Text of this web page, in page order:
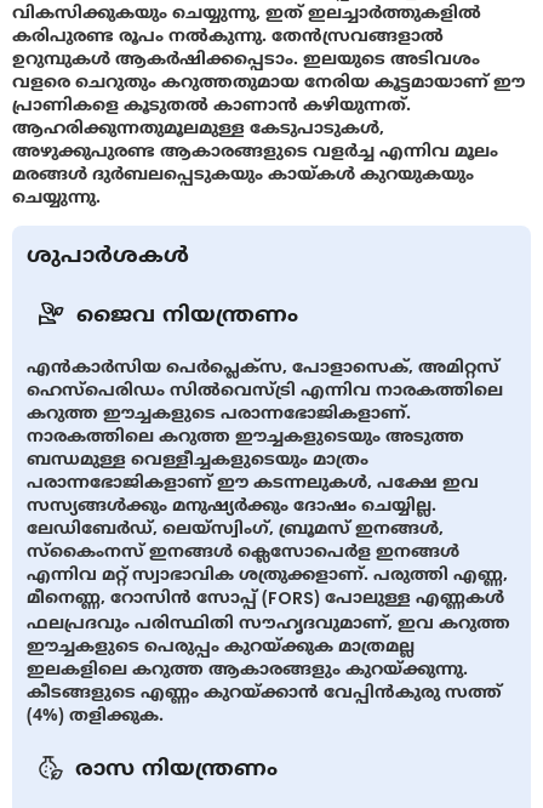
വികസിക്കുകയും ചെയ്യുന്നു, ഇത് ഇലച്ചാര്‍ത്തുകളില്‍
കരിപുരണ്ട രൂപം നൽകുന്നു. തേൻസ്രവങ്ങളാൽ
ഉറുമ്പുകൾ ആകർഷിക്കപ്പെടാം. ഇലയുടെ അടിവശം
വളരെ ചെറുതും കറുത്തതുമായ നേരിയ കൂട്ടമായാണ് ഈ
പ്രാണികളെ കൂടുതൽ കാണാൻ കഴിയുന്നത്.
ആഹരിക്കുന്നതുമൂലമുള്ള കേടുപാടുകൾ,
അഴുക്കുപുരണ്ട ആകാരങ്ങളുടെ വളർച്ച എന്നിവ മൂലം
മരങ്ങൾ ദുർബലപ്പെടുകയും കായ്കൾ കുറയുകയും
ചെയ്യുന്നു.
ശുപാർശകൾ
ജൈവ നിയന്ത്രണം
എൻ‌കാർ‌സിയ പെർ‌പ്ലെക്സ, പോളാസെക്, അമിറ്റസ്
ഹെസ്പെരിഡം സിൽ‌വെസ്ട്രി എന്നിവ നാരകത്തിലെ
കറുത്ത ഈച്ചകളുടെ പരാന്നഭോജികളാണ്.
നാരകത്തിലെ കറുത്ത ഈച്ചകളുടെയും അടുത്ത
ബന്ധമുള്ള വെള്ളീച്ചകളുടെയും മാത്രം
പരാന്നഭോജികളാണ് ഈ കടന്നലുകൾ, പക്ഷേ ഇവ
സസ്യങ്ങൾക്കും മനുഷ്യർക്കും ദോഷം ചെയ്യില്ല.
ലേഡിബേർഡ്, ലെയ്സ്വിംഗ്, ബ്രൂമസ് ഇനങ്ങൾ,
സ്കൈംനസ് ഇനങ്ങൾ ക്ലെസോപെർള ഇനങ്ങൾ
എന്നിവ മറ്റ് സ്വാഭാവിക ശത്രുക്കളാണ്. പരുത്തി എണ്ണ,
മീനെണ്ണ, റോസിൻ സോപ്പ് (FORS) പോലുള്ള എണ്ണകൾ
ഫലപ്രദവും പരിസ്ഥിതി സൗഹൃദവുമാണ്, ഇവ കറുത്ത
ഈച്ചകളുടെ പെരുപ്പം കുറയ്ക്കുക മാത്രമല്ല
ഇലകളിലെ കറുത്ത ആകാരങ്ങളും കുറയ്ക്കുന്നു.
കീടങ്ങളുടെ എണ്ണം കുറയ്ക്കാന്‍ വേപ്പിൻകുരു സത്ത്
(4%) തളിക്കുക.
രാസ നിയന്ത്രണം